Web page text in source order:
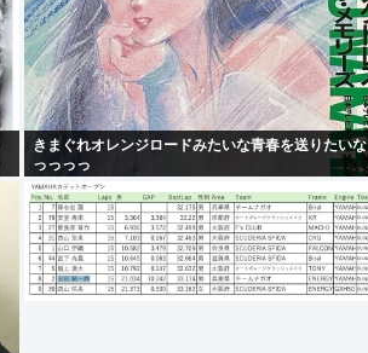
きまぐれオレンジロードみたいな青春を送りたいな
っっっっ